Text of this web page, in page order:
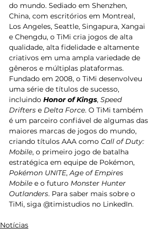
do mundo. Sediado em Shenzhen,
China, com escritórios em Montreal,
Los Angeles, Seattle, Singapura, Xangai
e Chengdu, o TiMi cria jogos de alta
qualidade, alta fidelidade e altamente
criativos em uma ampla variedade de
gêneros e múltiplas plataformas.
Fundado em 2008, o TiMi desenvolveu
uma série de títulos de sucesso,
incluindo Honor of Kings, Speed
Drifters e Delta Force. O TiMi também
é um parceiro confiável de algumas das
maiores marcas de jogos do mundo,
criando títulos AAA como Call of Duty:
Mobile, o primeiro jogo de batalha
estratégica em equipe de Pokémon,
Pokémon UNITE, Age of Empires
Mobile e o futuro Monster Hunter
Outlanders. Para saber mais sobre o
TiMi, siga @timistudios no LinkedIn.
Notícias